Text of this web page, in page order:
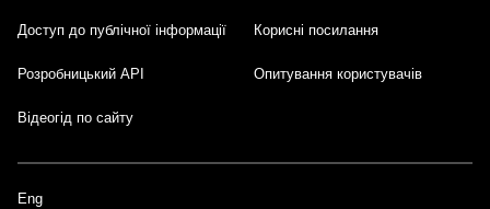
Доступ до публічної інформації Корисні посилання
Розробницький API Опитування користувачів
Відеогід по сайту
Eng